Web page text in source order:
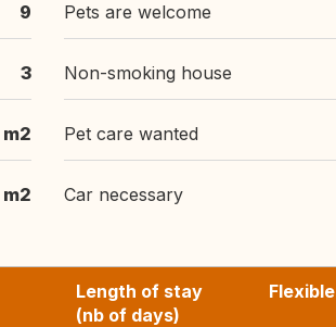
9
3
m2
m2
Pets are welcome
Non-smoking house
Pet care wanted
Car necessary
Length of stay
(nb of days)
Flexible